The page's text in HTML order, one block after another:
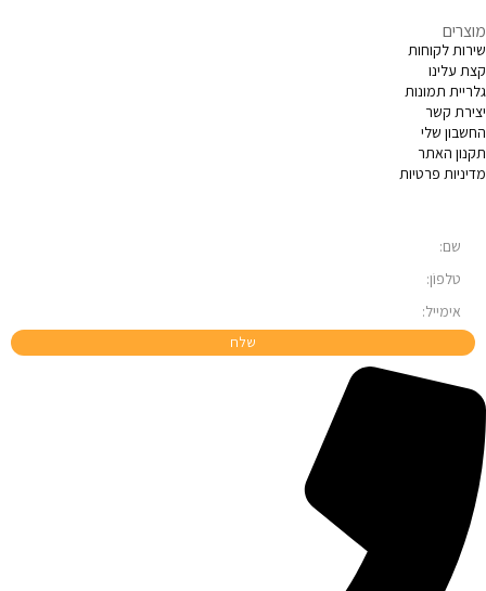
מוצרים
שירות לקוחות
קצת עלינו
גלריית תמונות
יצירת קשר
החשבון שלי
תקנון האתר
מדיניות פרטיות